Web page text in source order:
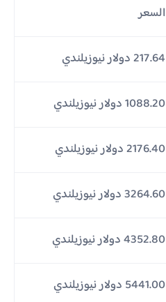
السعر
217.64 دولار نيوزيلندي
1088.20 دولار نيوزيلندي
2176.40 دولار نيوزيلندي
3264.60 دولار نيوزيلندي
4352.80 دولار نيوزيلندي
5441.00 دولار نيوزيلندي